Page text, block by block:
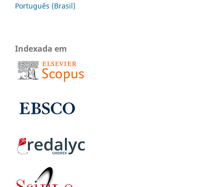
Português (Brasil)
Indexada em